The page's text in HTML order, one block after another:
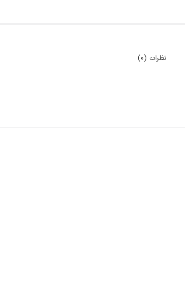
نظرات (0)